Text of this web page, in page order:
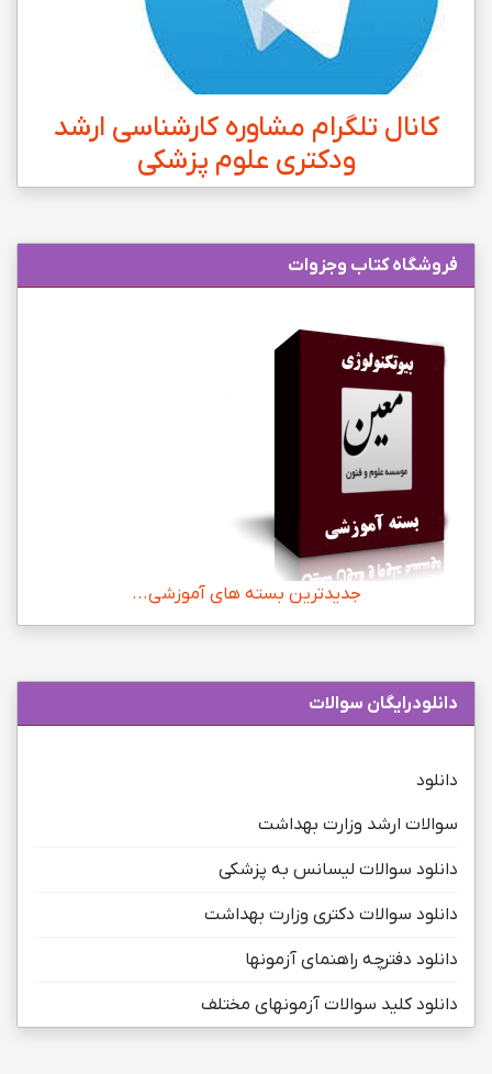
کانال تلگرام مشاوره کارشناسی ارشد
ودکتری علوم پزشکی
فروشگاه کتاب وجزوات
جدیدترین بسته های آموزشی...
دانلودرایگان سوالات
دانلود
سوالات ارشد وزارت بهداشت
دانلود سوالات لیسانس به پزشکی
دانلود سوالات دکتری وزارت بهداشت
دانلود دفترچه راهنمای آزمونها
دانلود کلید سوالات آزمونهای مختلف